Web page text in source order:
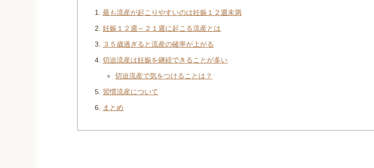
最も流産が起こりやすいのは妊娠１２週未満
妊娠１２週～２１週に起こる流産とは
３５歳過ぎると流産の確率が上がる
切迫流産は妊娠を継続できることが多い
切迫流産で気をつけることは？
習慣流産について
まとめ